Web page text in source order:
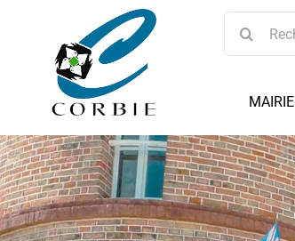
Rechercher:
MAIRIE